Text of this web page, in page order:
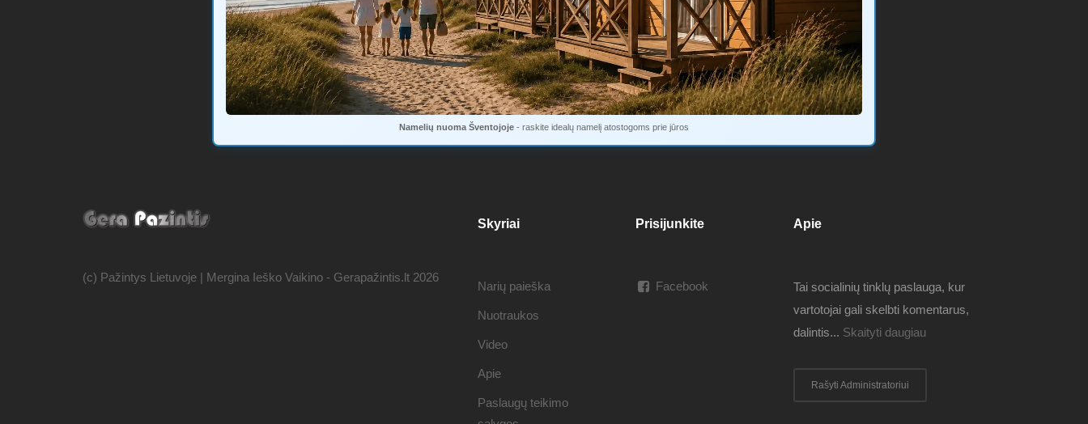
Namelių nuoma Šventojoje - raskite idealų namelį atostogoms prie jūros
(c) Pažintys Lietuvoje | Mergina Ieško Vaikino - Gerapažintis.lt 2026
Apie
Tai socialinių tinklų paslauga, kur
vartotojai gali skelbti komentarus,
dalintis... Skaityti daugiau
Rašyti Administratoriui
Prisijunkite
Facebook
Skyriai
Narių paieška
Nuotraukos
Video
Apie
Paslaugų teikimo